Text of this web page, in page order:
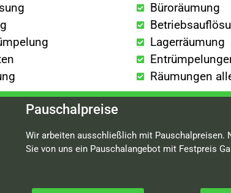
Büroräumung
Lagerräumung
Räumungen
Pauschalpreise
Wir arbeiten ausschließlich mit Pauschalpreisen.
Sie von uns ein Pauschalangebot mit Festpreis